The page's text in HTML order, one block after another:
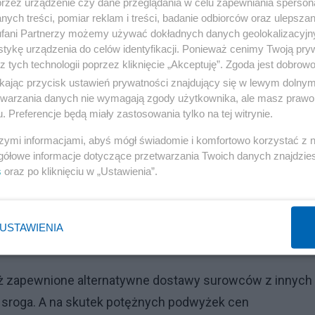
I te sankcje będą z każdym miesiącem coraz
by Europa trzymała się razem. By nikomu nie
Reklama
handel międzynarodowy jako istotne narzędzie
światowej organizacji handlu, niezgodnie z
ostracyzmowi.
społeczeństwa europejskie wymuszą na swoich
jednak nie obawia się Pan, że wraz z
zapewnione alternatywne dostawy surowców z innych
A na skutek potężnych podwyżek cen
treści, pomiar reklam i treści, badanie odbiorców oraz
Partnerzy możemy używać dokładnych danych
urządzenia do celów identyfikacji. Ponieważ cenimy Twoją
tych technologii poprzez kliknięcie „Akceptuję”. Zgoda jest
przycisk ustawień prywatności znajdujący się w lewym
danych nie wymagają zgody użytkownika, ale masz
Preferencje będą miały zastosowania tylko na tej witrynie.
informacjami, abyś mógł świadomie i komfortowo korzystać z
informacje dotyczące przetwarzania Twoich danych
oraz po kliknięciu w „Ustawienia”.
USTAWIENIA